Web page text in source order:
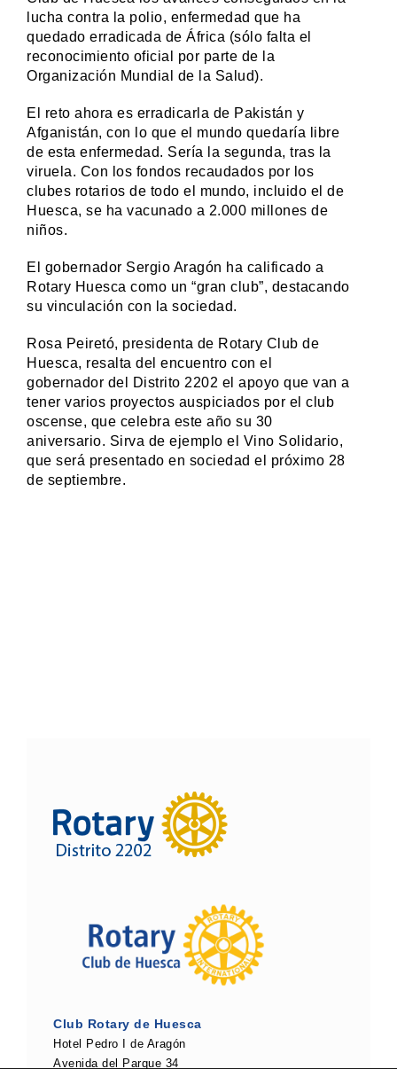
lucha contra la polio, enfermedad que ha
quedado erradicada de África (sólo falta el
reconocimiento oficial por parte de la
Organización Mundial de la Salud).
El reto ahora es erradicarla de Pakistán y
Afganistán, con lo que el mundo quedaría libre
de esta enfermedad. Sería la segunda, tras la
viruela. Con los fondos recaudados por los
clubes rotarios de todo el mundo, incluido el de
Huesca, se ha vacunado a 2.000 millones de
niños.
El gobernador Sergio Aragón ha calificado a
Rotary Huesca como un “gran club”, destacando
su vinculación con la sociedad.
Rosa Peiretó, presidenta de Rotary Club de
Huesca, resalta del encuentro con el
gobernador del Distrito 2202 el apoyo que van a
tener varios proyectos auspiciados por el club
oscense, que celebra este año su 30
aniversario. Sirva de ejemplo el Vino Solidario,
que será presentado en sociedad el próximo 28
de septiembre.
Club Rotary de Huesca
Hotel Pedro I de Aragón
Avenida del Parque 34